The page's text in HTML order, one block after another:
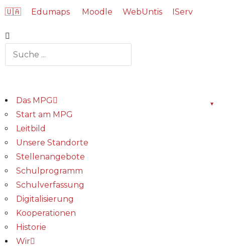
🇺🇦 Edumaps Moodle WebUntis IServ
Das MPG
Start am MPG
Leitbild
Unsere Standorte
Stellenangebote
Schulprogramm
Schulverfassung
Digitalisierung
Kooperationen
Historie
Wir